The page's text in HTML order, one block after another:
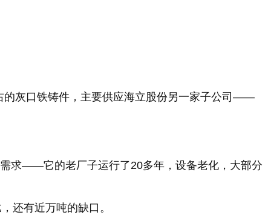
灰口铁铸件，主要供应海立股份另一家子公司——
求——它的老厂子运行了20多年，设备老化，大部分
有近万吨的缺口。